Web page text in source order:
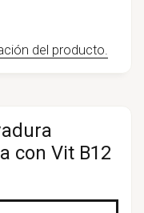
del producto.
con Vit B12